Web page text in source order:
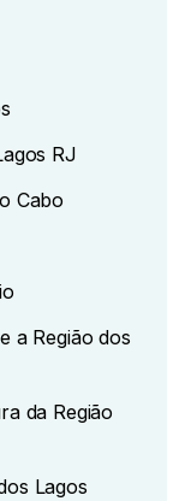
RJ
Cabo
a Região dos
da Região
Lagos